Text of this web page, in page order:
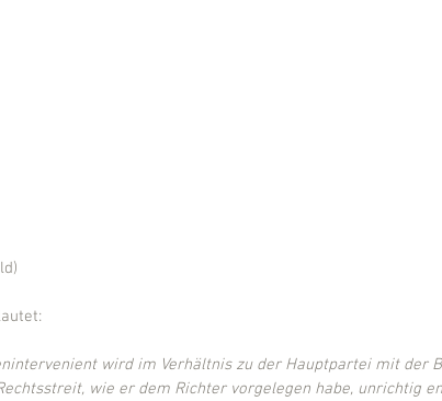
wird im Verhältnis zu der Hauptpartei mit der
wie er dem Richter vorgelegen habe, unrichtig